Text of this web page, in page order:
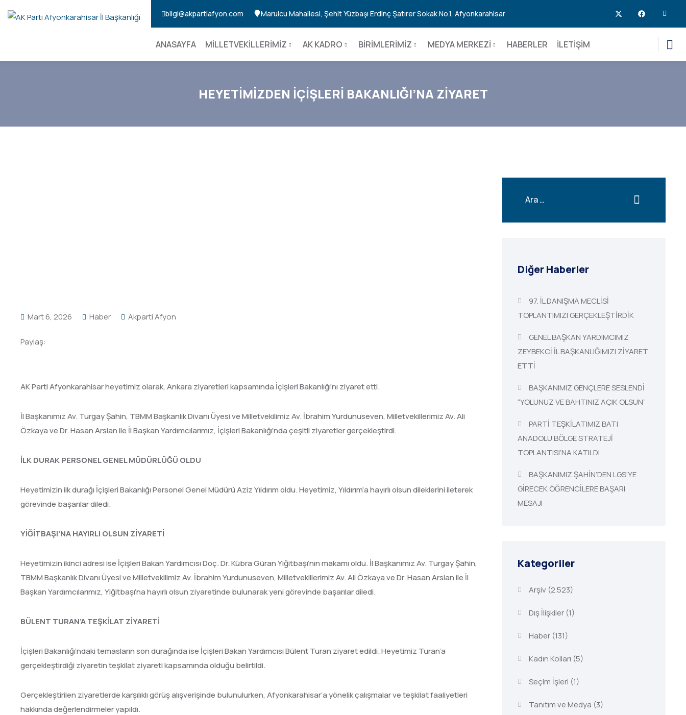
bilgi@akpartiafyon.com Marulcu Mahallesi, Şehit Yüzbaşı Erdinç Şatırer Sokak No.1, Afyonkarahisar
ANASAYFA MİLLETVEKİLLERİMİZ AK KADRO BİRİMLERİMİZ MEDYA MERKEZİ HABERLER İLETİŞİM
HEYETİMİZDEN İÇİŞLERİ BAKANLIĞI’NA ZİYARET
Mart 6, 2026 Haber Akparti Afyon
Paylaş:
AK Parti Afyonkarahisar heyetimiz olarak, Ankara ziyaretleri kapsamında İçişleri Bakanlığı’nı ziyaret etti.
İl Başkanımız Av. Turgay Şahin, TBMM Başkanlık Divanı Üyesi ve Milletvekilimiz Av. İbrahim Yurdunuseven, Milletvekillerimiz Av. Ali
Özkaya ve Dr. Hasan Arslan ile İl Başkan Yardımcılarımız, İçişleri Bakanlığı’nda çeşitli ziyaretler gerçekleştirdi.
İLK DURAK PERSONEL GENEL MÜDÜRLÜĞÜ OLDU
Heyetimizin ilk durağı İçişleri Bakanlığı Personel Genel Müdürü Aziz Yıldırım oldu. Heyetimiz, Yıldırım’a hayırlı olsun dileklerini ileterek
görevinde başarılar diledi.
YİĞİTBAŞI’NA HAYIRLI OLSUN ZİYARETİ
Heyetimizin ikinci adresi ise İçişleri Bakan Yardımcısı Doç. Dr. Kübra Güran Yiğitbaşı’nın makamı oldu. İl Başkanımız Av. Turgay Şahin,
TBMM Başkanlık Divanı Üyesi ve Milletvekilimiz Av. İbrahim Yurdunuseven, Milletvekillerimiz Av. Ali Özkaya ve Dr. Hasan Arslan ile İl
Başkan Yardımcılarımız, Yiğitbaşı’na hayırlı olsun ziyaretinde bulunarak yeni görevinde başarılar diledi.
BÜLENT TURAN’A TEŞKİLAT ZİYARETİ
İçişleri Bakanlığı’ndaki temasların son durağında ise İçişleri Bakan Yardımcısı Bülent Turan ziyaret edildi. Heyetimiz Turan’a
gerçekleştirdiği ziyaretin teşkilat ziyareti kapsamında olduğu belirtildi.
Gerçekleştirilen ziyaretlerde karşılıklı görüş alışverişinde bulunulurken, Afyonkarahisar’a yönelik çalışmalar ve teşkilat faaliyetleri
hakkında değerlendirmeler yapıldı.
Diğer Haberler
97. İL DANIŞMA MECLİSİ
TOPLANTIMIZI GERÇEKLEŞTİRDİK
GENEL BAŞKAN YARDIMCIMIZ
ZEYBEKCİ İL BAŞKANLIĞIMIZI ZİYARET
ETTİ
BAŞKANIMIZ GENÇLERE SESLENDİ
“YOLUNUZ VE BAHTINIZ AÇIK OLSUN”
PARTİ TEŞKİLATIMIZ BATI
ANADOLU BÖLGE STRATEJİ
TOPLANTISI’NA KATILDI
BAŞKANIMIZ ŞAHİN’DEN LGS’YE
GİRECEK ÖĞRENCİLERE BAŞARI
MESAJI
Kategoriler
Arşiv (2.523)
Dış İlişkiler(1)
Haber(131)
Kadın Kolları (5)
Seçim İşleri (1)
Tanıtım ve Medya (3)